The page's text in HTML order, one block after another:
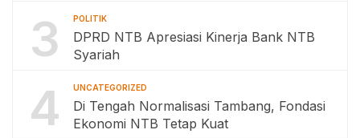
3 POLITIK
DPRD NTB Apresiasi Kinerja Bank NTB
Syariah
4 UNCATEGORIZED
Di Tengah Normalisasi Tambang, Fondasi
Ekonomi NTB Tetap Kuat